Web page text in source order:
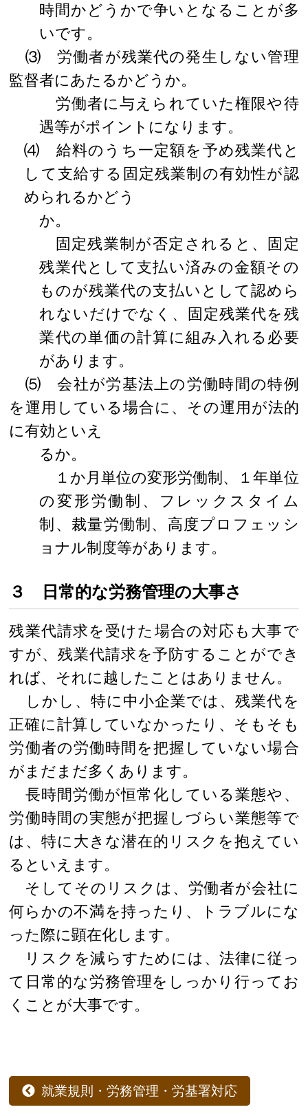
時間かどうかで争いとなることが多
いです。
⑶ 労働者が残業代の発生しない管理
監督者にあたるかどうか。
労働者に与えられていた権限や待
遇等がポイントになります。
⑷ 給料のうち一定額を予め残業代と
して支給する固定残業制の有効性が認
められるかどう
か。
固定残業制が否定されると、固定
残業代として支払い済みの金額その
ものが残業代の支払いとして認めら
れないだけでなく、固定残業代を残
業代の単価の計算に組み入れる必要
があります。
⑸ 会社が労基法上の労働時間の特例
を運用している場合に、その運用が法的
に有効といえ
るか。
１か月単位の変形労働制、１年単位
の変形労働制、フレックスタイム
制、裁量労働制、高度プロフェッシ
ョナル制度等があります。
３ 日常的な労務管理の大事さ
残業代請求を受けた場合の対応も大事で
すが、残業代請求を予防することができ
れば、それに越したことはありません。
しかし、特に中小企業では、残業代を
正確に計算していなかったり、そもそも
労働者の労働時間を把握していない場合
がまだまだ多くあります。
長時間労働が恒常化している業態や、
労働時間の実態が把握しづらい業態等で
は、特に大きな潜在的リスクを抱えてい
るといえます。
そしてそのリスクは、労働者が会社に
何らかの不満を持ったり、トラブルにな
った際に顕在化します。
リスクを減らすためには、法律に従っ
て日常的な労務管理をしっかり行ってお
くことが大事です。
就業規則・労務管理・労基署対応